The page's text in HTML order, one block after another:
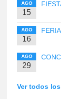
AGO
15
AGO
16
AGO
29
Ver todos